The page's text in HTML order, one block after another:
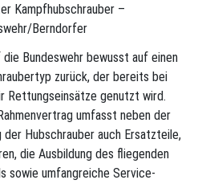
Kampfhubschrauber –
Berndorfer
Bundeswehr bewusst auf einen
zurück, der bereits bei
Rettungseinsätze genutzt wird.
umfasst neben der
der Hubschrauber auch Ersatzteile,
die Ausbildung des fliegenden
sowie umfangreiche Service-